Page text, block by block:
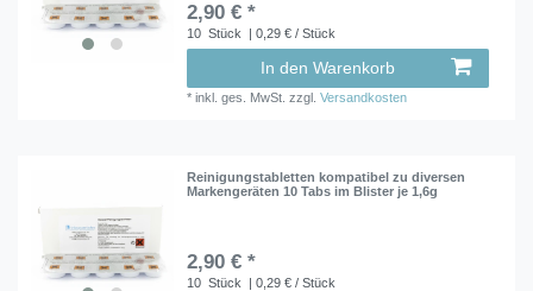
2,90 € *
10 Stück | 0,29 € / Stück
In den Warenkorb
*inkl. ges. MwSt. zzgl.Versandkosten
Reinigungstabletten kompatibel zu diversen
Markengeräten 10 Tabs im Blister je 1,6g
2,90 € *
10 Stück | 0,29 € / Stück